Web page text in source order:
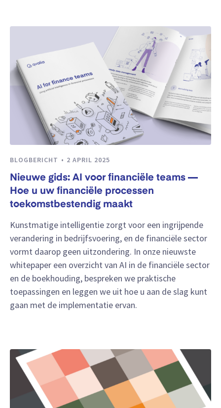
BLOGBERICHT 2 APRIL 2025
Nieuwe gids: AI voor financiële teams —
Hoe u uw financiële processen
toekomstbestendig maakt
Kunstmatige intelligentie zorgt voor een ingrijpende
verandering in bedrijfsvoering, en de financiële sector
vormt daarop geen uitzondering. In onze nieuwste
whitepaper een overzicht van AI in de financiële sector
en de boekhouding, bespreken we praktische
toepassingen en leggen we uit hoe u aan de slag kunt
gaan met de implementatie ervan.